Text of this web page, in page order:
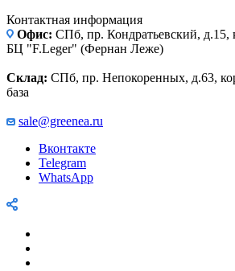
Контактная информация
Офис: СПб, пр. Кондратьевский, д.15,
БЦ "F.Leger" (Фернан Леже)
Склад: СПб, пр. Непокоренных, д.63,
база
sale@greenea.ru
Вконтакте
Telegram
WhatsApp